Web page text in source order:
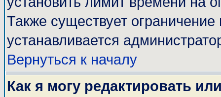
Также существует ограничение
устанавливается
Вернуться к началу
Как я могу редактировать